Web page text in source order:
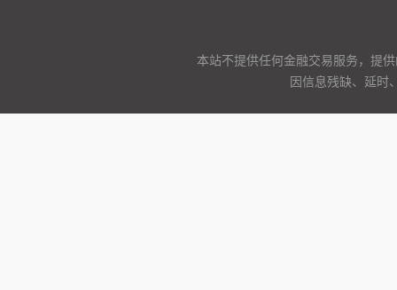
本站不提供任何金融交易服务，提
因信息残缺、延时